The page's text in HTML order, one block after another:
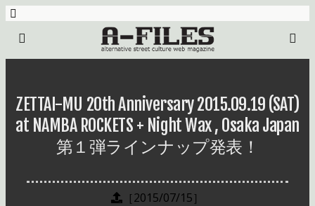
ZETTAI-MU 20th Anniversary 2015.09.19 (SAT)
at NAMBA ROCKETS + Night Wax , Osaka Japan
第１弾ラインナップ発表！
［2015/07/15］